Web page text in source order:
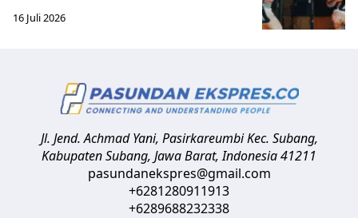
16 Juli 2026
Jl. Jend. Achmad Yani, Pasirkareumbi Kec. Subang,
Kabupaten Subang, Jawa Barat,Indonesia41211
pasundanekspres@gmail.com
+6281280911913
+6289688232338